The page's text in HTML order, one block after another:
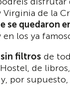
Virginia de la
se quedaron
los ya
sin filtros de
de
por